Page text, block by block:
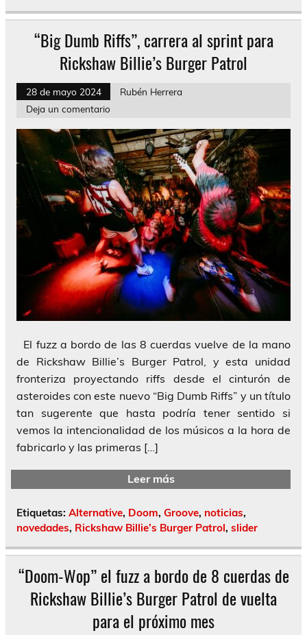
“Big Dumb Riffs”, carrera al sprint para
Rickshaw Billie’s Burger Patrol
28 de mayo 2024
Rubén Herrera
Deja un comentario
El fuzz a bordo de las 8 cuerdas vuelve de la mano
de Rickshaw Billie’s Burger Patrol, y esta unidad
fronteriza proyectando riffs desde el cinturón de
asteroides con este nuevo “Big Dumb Riffs” y un título
tan sugerente que hasta podría tener sentido si
vemos la intencionalidad de los músicos a la hora de
fabricarlo y las primeras […]
Leer más
Etiquetas: Alternative, Doom, Groove, noticias,
novedades, Rickshaw Billie’s Burger Patrol, slider
“Doom-Wop” el fuzz a bordo de 8 cuerdas de
Rickshaw Billie’s Burger Patrol de vuelta
para el próximo mes